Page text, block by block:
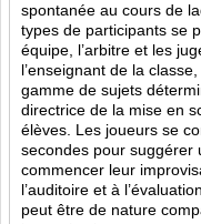
spontanée au cours de
types de participants se
équipe, l’arbitre et les
l’enseignant de la
gamme de sujets
directrice de la mise en
élèves. Les joueurs se
secondes pour suggérer
commencer leur
l’auditoire et à
peut être de nature